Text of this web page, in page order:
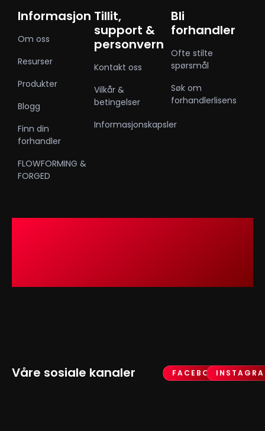
Informasjon
Om oss
Resurser
Produkter
Blogg
Finn din
forhandler
FLOWFORMING &
FORGED
Tillit,
support &
personvern
Kontakt oss
Vilkår &
betingelser
Informasjonskapsler
Bli
forhandler
Ofte stilte
spørsmål
Søk om
forhandlerlisens
Våre sosiale kanaler FACEBOOK